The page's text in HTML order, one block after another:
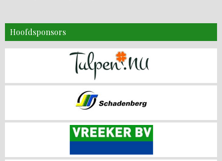
Hoofdsponsors